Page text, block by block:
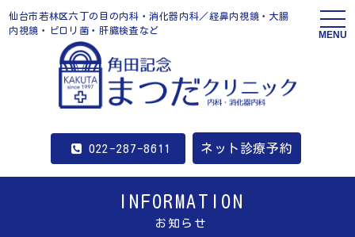
仙台市若林区六丁の目の内科・消化器内科／経鼻内視鏡・大腸
内視鏡・ピロリ菌・肝臓検査など
022-287-8611 ネット診療予約
MENU
INFORMATION
お知らせ